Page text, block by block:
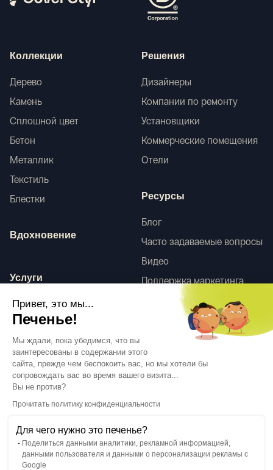
Следуйте за нами
Коллекции
Дерево
Камень
Сплошной цвет
Бетон
Металлик
Текстиль
Блестки
Вдохновение
Услуги
Услуги по оформлению
интерьера
Решения
Дизайнеры
Компании по ремонту
Установщики
Коммерческие помещения
Отели
Ресурсы
Блог
Часто задаваемые вопросы
Видео
Поддержка маркетинга
HD-сканы
Язык RU
Привет, это мы...
Печенье!
Мы ждали, пока убедимся, что вы
заинтересованы в содержании этого
сайта, прежде чем беспокоить вас, но мы хотели бы
сопровождать вас во время вашего визита...
Вы не против?
Прочитать политику конфиденциальности
Для чего нужно это печенье?
Поделиться данными аналитики, рекламной информацией,
данными пользователя и данными о персонализации рекламы с
Google